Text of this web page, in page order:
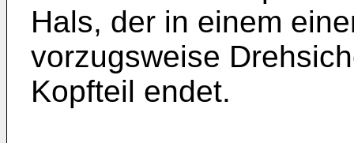
Hals, der in einem
vorzugsweise
Kopfteil endet.